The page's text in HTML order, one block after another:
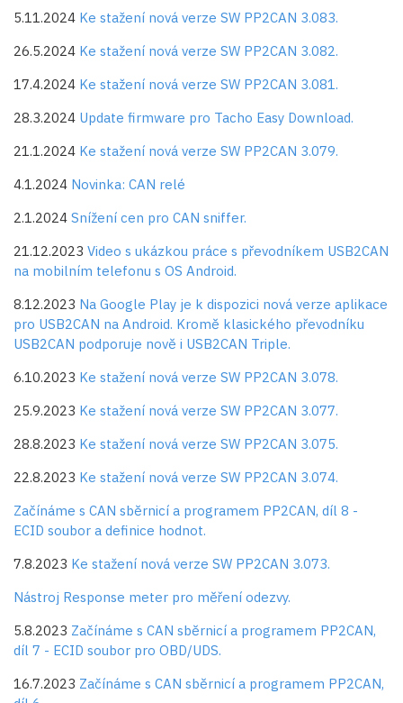
5.11.2024 Ke stažení nová verze SW PP2CAN 3.083.
26.5.2024 Ke stažení nová verze SW PP2CAN 3.082.
17.4.2024 Ke stažení nová verze SW PP2CAN 3.081.
28.3.2024 Update firmware pro Tacho Easy Download.
21.1.2024 Ke stažení nová verze SW PP2CAN 3.079.
4.1.2024 Novinka: CAN relé
2.1.2024 Snížení cen pro CAN sniffer.
21.12.2023 Video s ukázkou práce s převodníkem USB2CAN
na mobilním telefonu s OS Android.
8.12.2023 Na Google Play je k dispozici nová verze aplikace
pro USB2CAN na Android. Kromě klasického převodníku
USB2CAN podporuje nově i USB2CAN Triple.
6.10.2023 Ke stažení nová verze SW PP2CAN 3.078.
25.9.2023 Ke stažení nová verze SW PP2CAN 3.077.
28.8.2023 Ke stažení nová verze SW PP2CAN 3.075.
22.8.2023 Ke stažení nová verze SW PP2CAN 3.074.
Začínáme s CAN sběrnicí a programem PP2CAN, díl 8 -
ECID soubor a definice hodnot.
7.8.2023 Ke stažení nová verze SW PP2CAN 3.073.
Nástroj Response meter pro měření odezvy.
5.8.2023 Začínáme s CAN sběrnicí a programem PP2CAN,
díl 7 - ECID soubor pro OBD/UDS.
16.7.2023 Začínáme s CAN sběrnicí a programem PP2CAN,